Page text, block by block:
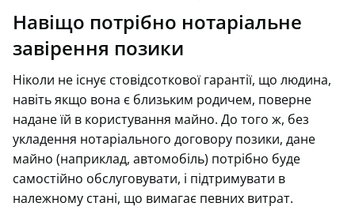
Навіщо потрібно нотаріальне
завірення позики
Ніколи не існує стовідсоткової гарантії, що людина,
навіть якщо вона є близьким родичем, поверне
надане їй в користування майно. До того ж, без
укладення нотаріального договору позики, дане
майно (наприклад, автомобіль) потрібно буде
самостійно обслуговувати, і підтримувати в
належному стані, що вимагає певних витрат.